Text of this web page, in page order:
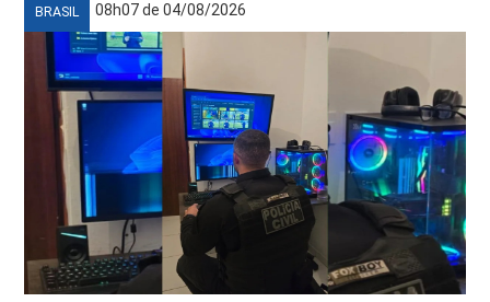
BRASIL 08h07 de 04/08/2026